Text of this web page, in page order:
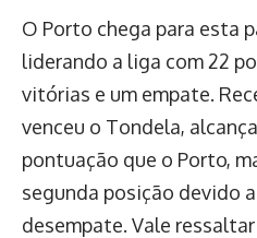
O Porto chega para esta
liderando a liga com 22
vitórias e um empate.
venceu o Tondela,
pontuação que o Porto,
segunda posição devido
desempate. Vale